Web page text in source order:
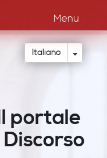
Menu
Italiano Toggle
portale